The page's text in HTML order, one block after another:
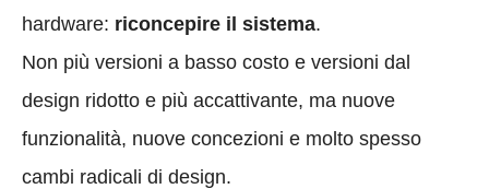
hardware: riconcepire il sistema.
Non più versioni a basso costo e versioni dal
design ridotto e più accattivante, ma nuove
funzionalità, nuove concezioni e molto spesso
cambi radicali di design.